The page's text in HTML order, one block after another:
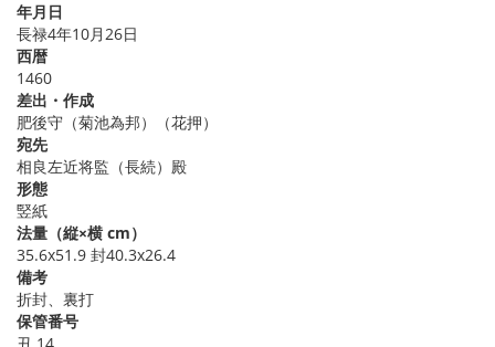
年月日
長禄4年10月26日
西暦
1460
差出・作成
肥後守（菊池為邦）（花押）
宛先
相良左近将監（長続）殿
形態
竪紙
法量（縦×横 cm）
35.6x51.9 封40.3x26.4
備考
折封、裏打
保管番号